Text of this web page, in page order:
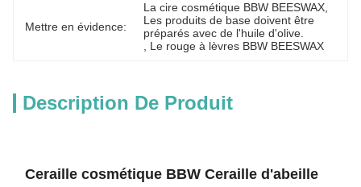
Mettre en évidence:
La cire cosmétique BBW BEESWAX
Les produits de base doivent être
préparés avec de l'huile d'olive.
Le rouge à lèvres BBW BEESWAX
Description De Produit
Ceraille cosmétique BBW Ceraille d'abeille